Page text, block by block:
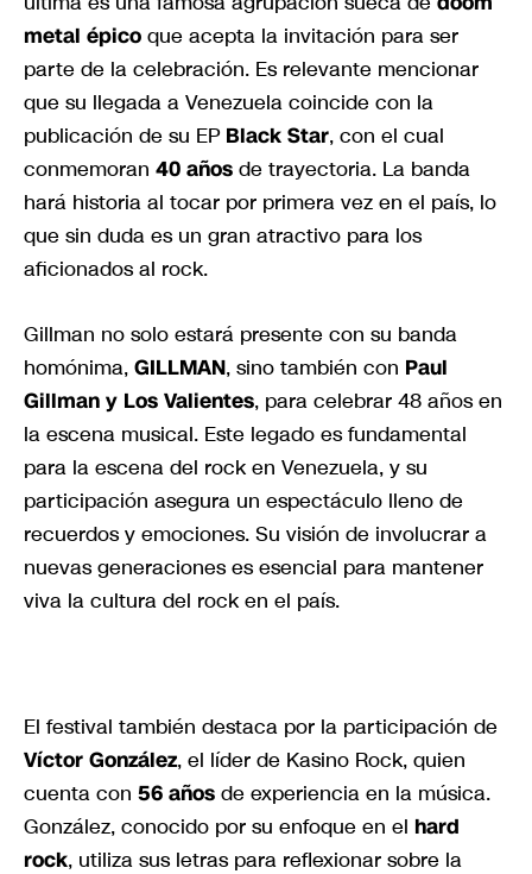
metal épico que acepta la invitación para ser
parte de la celebración. Es relevante mencionar
que su llegada a Venezuela coincide con la
publicación de su EP Black Star, con el cual
conmemoran 40 años de trayectoria. La banda
hará historia al tocar por primera vez en el país, lo
que sin duda es un gran atractivo para los
aficionados al rock.
Gillman no solo estará presente con su banda
homónima, GILLMAN, sino también con Paul
Gillman y Los Valientes, para celebrar 48 años en
la escena musical. Este legado es fundamental
para la escena del rock en Venezuela, y su
participación asegura un espectáculo lleno de
recuerdos y emociones. Su visión de involucrar a
nuevas generaciones es esencial para mantener
viva la cultura del rock en el país.
El festival también destaca por la participación de
Víctor González, el líder de Kasino Rock, quien
cuenta con 56 años de experiencia en la música.
González, conocido por su enfoque en el hard
rock, utiliza sus letras para reflexionar sobre la